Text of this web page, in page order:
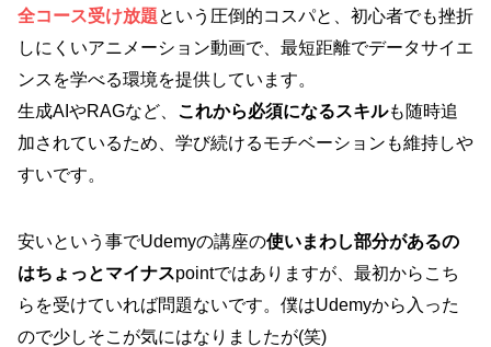
全コース受け放題という圧倒的コスパと、初心者でも挫折
しにくいアニメーション動画で、最短距離でデータサイエ
ンスを学べる環境を提供しています。
生成AIやRAGなど、 これから必須になるスキルも随時追
加されているため、学び続けるモチベーションも維持しや
すいです。
安いという事でUdemyの講座の使いまわし部分があるの
はちょっとマイナスpointではありますが、最初からこち
らを受けていれば問題ないです。僕はUdemyから入った
ので少しそこが気にはなりましたが(笑)